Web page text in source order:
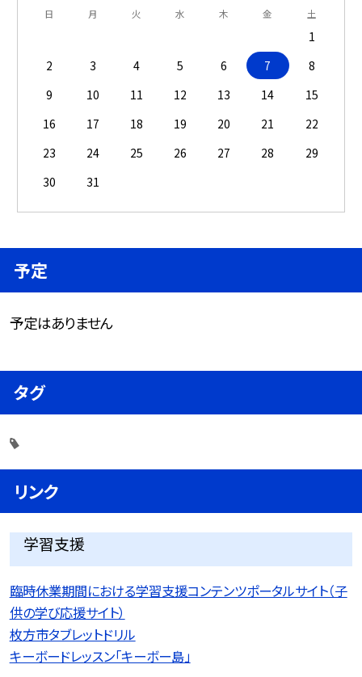
日 月 火 水 木 金 土
1
2
3 4 5 6 7
8
9
10 11 12 13 14
15
16
17 18 19 20 21
22
23
24 25 26 27 28
29
30
31
予定
予定はありません
タグ
リンク
学習支援
臨時休業期間における学習支援コンテンツポータルサイト（子
供の学び応援サイト）
枚方市タブレットドリル
キーボードレッスン「キーボー島」